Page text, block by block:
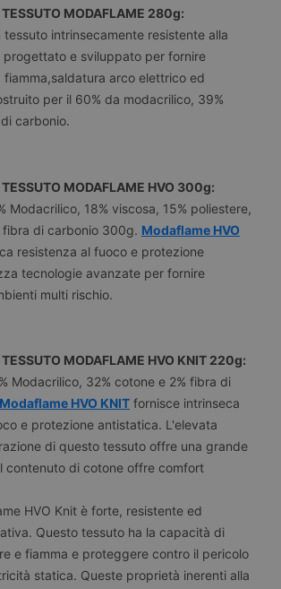
MODAFLAME 280g:
tessuto intrinsecamente resistente alla
progettato e sviluppato per fornire
fiamma,saldatura arco elettrico ed
per il 60% da modacrilico, 39%
carbonio.
MODAFLAME HVO 300g:
Modacrilico, 18% viscosa, 15% poliestere,
fibra di carbonio 300g. Modaflame HVO
resistenza al fuoco e protezione
tecnologie avanzate per fornire
multi rischio.
MODAFLAME HVO KNIT 220g:
Modacrilico, 32% cotone e 2% fibra di
Modaflame HVO KNIT fornisce intrinseca
e protezione antistatica. L'elevata
di questo tessuto offre una grande
contenuto di cotone offre comfort
HVO Knit è forte, resistente ed
Questo tessuto ha la capacità di
e fiamma e proteggere contro il pericolo
statica. Queste proprietà inerenti alla